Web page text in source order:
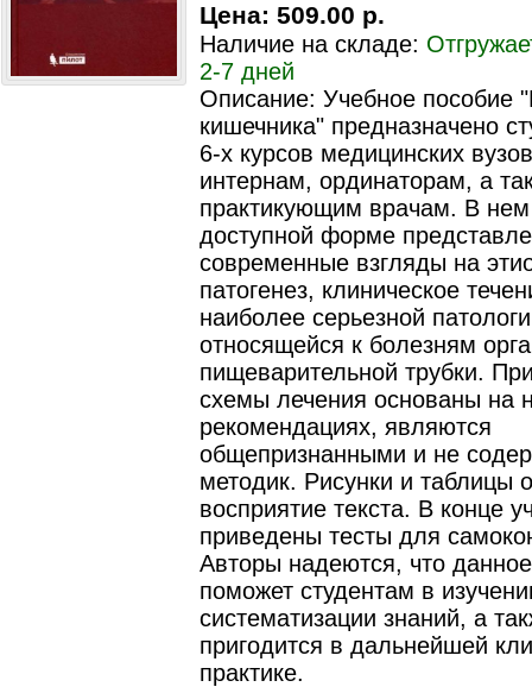
Цена: 509.00 р.
Наличие на складе:
2-7 дней
Описание: Учебное пособие
кишечника" предназначено
6-х курсов медицинских
интернам, ординаторам, а
практикующим врачам. В
доступной форме
современные взгляды на
патогенез, клиническое
наиболее серьезной
относящейся к болезням
пищеварительной трубки.
схемы лечения основаны на
рекомендациях, являются
общепризнанными и не
методик. Рисунки и таблицы
восприятие текста. В конце
приведены тесты для
Авторы надеются, что
поможет студентам в
систематизации знаний, а
пригодится в дальнейшей
практике.